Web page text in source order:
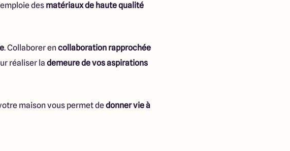
des matériaux de haute qualité
. Collaborer en collaboration rapprochée
réaliser la demeure de vos aspirations
maison vous permet dedonner vie à